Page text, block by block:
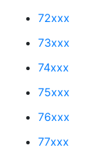
72xxx
73xxx
74xxx
75xxx
76xxx
77xxx